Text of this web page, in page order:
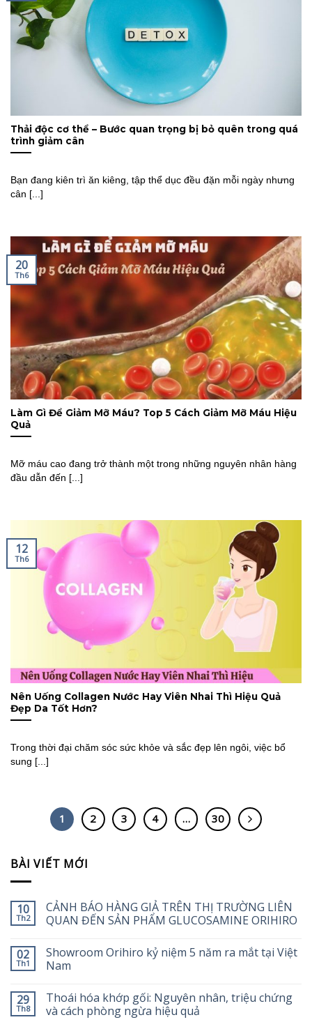
Thải độc cơ thể – Bước quan trọng bị bỏ quên trong quá
trình giảm cân
Bạn đang kiên trì ăn kiêng, tập thể dục đều đặn mỗi ngày nhưng
cân [...]
Làm Gì Để Giảm Mỡ Máu? Top 5 Cách Giảm Mỡ Máu Hiệu
Quả
Mỡ máu cao đang trở thành một trong những nguyên nhân hàng
đầu dẫn đến [...]
20
Th6
Nên Uống Collagen Nước Hay Viên Nhai Thì Hiệu Quả
Đẹp Da Tốt Hơn?
Trong thời đại chăm sóc sức khỏe và sắc đẹp lên ngôi, việc bổ
sung [...]
12
Th6
1 2 3 4 … 30
BÀI VIẾT MỚI
10
Th2
CẢNH BÁO HÀNG GIẢ TRÊN THỊ TRƯỜNG LIÊN
QUAN ĐẾN SẢN PHẨM GLUCOSAMINE ORIHIRO
02
Th1
Showroom Orihiro kỷ niệm 5 năm ra mắt tại Việt
Nam
29
Th8
Thoái hóa khớp gối: Nguyên nhân, triệu chứng
và cách phòng ngừa hiệu quả